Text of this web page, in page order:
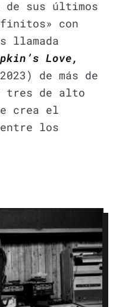
sus últimos
con
llamada
Love,
de más de
tres de alto
crea el
los